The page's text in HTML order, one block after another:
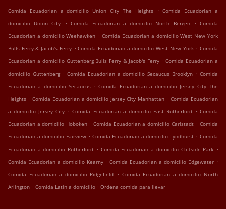
Comida Ecuadorian a domicilio Union City The Heights . Comida Ecuadorian a
domicilio Union City
. Comida Ecuadorian a domicilio North Bergen . Comida
Ecuadorian a domicilio Weehawken . Comida Ecuadorian a domicilio West New York
Bulls Ferry & Jacob's Ferry . Comida Ecuadorian a domicilio West New York . Comida
Ecuadorian a domicilio Guttenberg Bulls Ferry & Jacob's Ferry . Comida Ecuadorian a
domicilio Guttenberg . Comida Ecuadorian a domicilio Secaucus Brooklyn . Comida
Ecuadorian a domicilio Secaucus . Comida Ecuadorian a domicilio Jersey City The
Heights . Comida Ecuadorian a domicilio Jersey City Manhattan . Comida Ecuadorian
a domicilio Jersey City . Comida Ecuadorian a domicilio East Rutherford . Comida
Ecuadorian a domicilio Hoboken . Comida Ecuadorian a domicilio Carlstadt . Comida
Ecuadorian a domicilio Fairview . Comida Ecuadorian a domicilio Lyndhurst . Comida
Ecuadorian a domicilio Rutherford . Comida Ecuadorian a domicilio Cliffside Park .
Comida Ecuadorian a domicilio Kearny . Comida Ecuadorian a domicilio Edgewater .
Comida Ecuadorian a domicilio Ridgefield . Comida Ecuadorian a domicilio North
Arlington . Comida Latin a domicilio . Ordena comida para llevar